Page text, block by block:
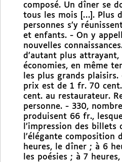
composé. Un dîner se
tous les mois […]. Plus
personnes s’y
et enfants. - On y
nouvelles
d’autant plus
économies, en même
les plus grands
prix est de 1 fr. 70
cent. au restaurateur.
personne. - 330,
produisent 66 fr.,
l’impression des billets
l’élégante composition
heures, le dîner ; à 6
les poésies ; à 7